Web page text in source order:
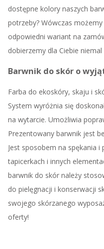
dostępne kolory naszych
potrzeby? Wówczas
odpowiedni wariant na
dobierzemy dla Ciebie
Barwnik do skór o
Farba do ekoskóry, skaju i
System wyróżnia się
na wytarcie. Umożliwia
Prezentowany barwnik jest
Jest sposobem na spękania
tapicerkach i innych
barwnik do skór należy
do pielęgnacji i konserwacji
swojego skórzanego
oferty!